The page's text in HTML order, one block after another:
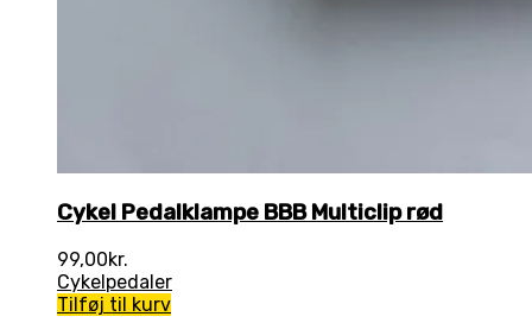
Cykel Pedalklampe BBB Multiclip rød
99,00kr.
Cykelpedaler
Tilføj til kurv